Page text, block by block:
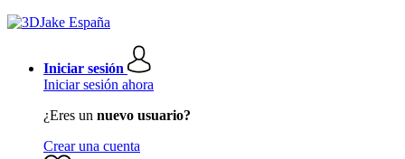
Iniciar sesión
Iniciar sesión ahora
¿Eres un nuevo usuario?
Crear una cuenta